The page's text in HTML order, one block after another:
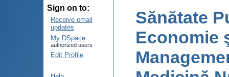
Sign on to:
Receive email
updates
My DSpace
authorized users
Edit Profile
Sănătate
Economie